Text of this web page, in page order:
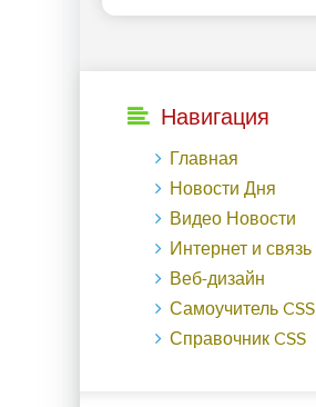
Навигация
Главная
Новости Дня
Видео Новости
Интернет и связь
Веб-дизайн
Самоучитель CSS
Справочник CSS